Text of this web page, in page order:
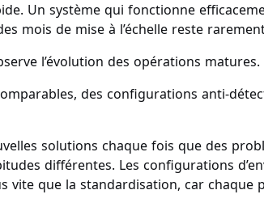
Un système qui fonctionne
mois de mise à l’échelle reste
l’évolution des opérations matures.
des configurations anti-
solutions chaque fois que des
différentes. Les configurations
vite que la standardisation, car